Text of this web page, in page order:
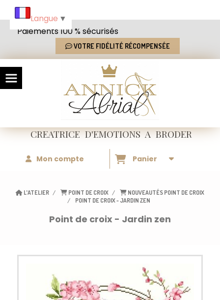
Paiements 100 % sécurisés
VOTRE FIDÉLITÉ RÉCOMPENSÉE
CREATRICED'EMOTIONSA BRODER
Mon compte Panier
L'ATELIER POINT DE CROIX
NOUVEAUTÉS POINT DE CROIX
POINT DE CROIX - JARDIN ZEN
Point de croix - Jardin zen
Langue ▼